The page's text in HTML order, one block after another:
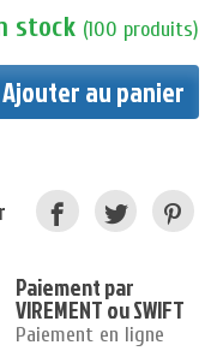
stock (100 produits)
Ajouter au panier
Paiement par
VIREMENT ou SWIFT
Paiement en ligne